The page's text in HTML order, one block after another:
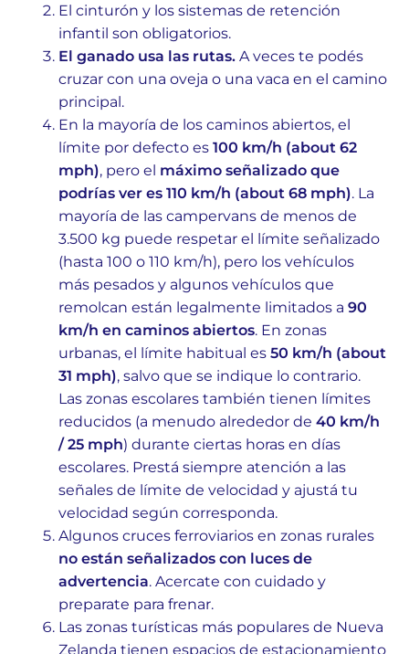
El cinturón y los sistemas de retención
infantil son obligatorios.
El ganado usa las rutas. A veces te podés
cruzar con una oveja o una vaca en el camino
principal.
En la mayoría de los caminos abiertos, el
límite por defecto es 100 km/h (about 62
mph), pero el máximo señalizado que
podrías ver es 110 km/h (about 68 mph). La
mayoría de las campervans de menos de
3.500 kg puede respetar el límite señalizado
(hasta 100 o 110 km/h), pero los vehículos
más pesados y algunos vehículos que
remolcan están legalmente limitados a 90
km/h en caminos abiertos. En zonas
urbanas, el límite habitual es 50 km/h (about
31 mph), salvo que se indique lo contrario.
Las zonas escolares también tienen límites
reducidos (a menudo alrededor de 40 km/h
/ 25 mph) durante ciertas horas en días
escolares. Prestá siempre atención a las
señales de límite de velocidad y ajustá tu
velocidad según corresponda.
Algunos cruces ferroviarios en zonas rurales
no están señalizados con luces de
advertencia. Acercate con cuidado y
preparate para frenar.
Las zonas turísticas más populares de Nueva
Zelanda tienen espacios de estacionamiento